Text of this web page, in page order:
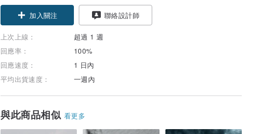
加入關注 聯絡設計師
上次上線：
超過 1 週
回應率：
100%
回應速度：
1 日內
平均出貨速度：
一週內
與此商品相似 看更多